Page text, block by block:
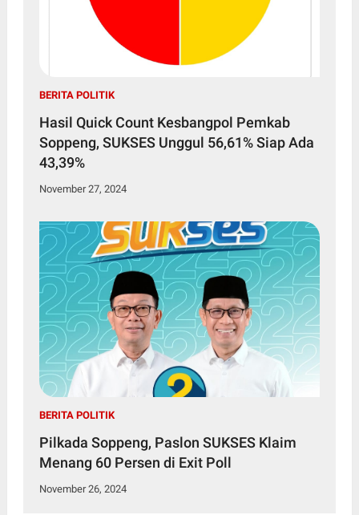
BERITA POLITIK
Hasil Quick Count Kesbangpol Pemkab
Soppeng, SUKSES Unggul 56,61% Siap Ada
43,39%
November 27, 2024
BERITA POLITIK
Pilkada Soppeng, Paslon SUKSES Klaim
Menang 60 Persen di Exit Poll
November 26, 2024